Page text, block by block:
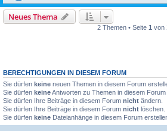
Neues Thema
2 Themen • Seite 1 von
BERECHTIGUNGEN IN DIESEM FORUM
Sie dürfen keine neuen Themen in diesem Forum
Sie dürfen keineAntworten zu Themen in diesem Forum
Sie dürfen Ihre Beiträge in diesem Forum nicht ändern.
Sie dürfen Ihre Beiträge in diesem Forum nicht löschen.
Sie dürfen keine Dateianhänge in diesem Forum